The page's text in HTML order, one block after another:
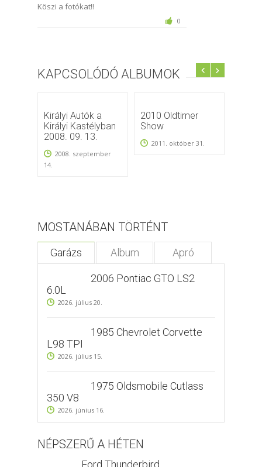
Köszi a fotókat!!
0
KAPCSOLÓDÓ ALBUMOK
Királyi Autók a
Királyi Kastélyban
2008. 09. 13.
2008. szeptember
14.
2010 Oldtimer
Show
2011. október 31.
MOSTANÁBAN TÖRTÉNT
Garázs Album Apró
2006 Pontiac GTO LS2
6.0L
2026. július 20.
1985 Chevrolet Corvette
L98 TPI
2026. július 15.
1975 Oldsmobile Cutlass
350 V8
2026. június 16.
NÉPSZERŰ A HÉTEN
Ford Thunderbird